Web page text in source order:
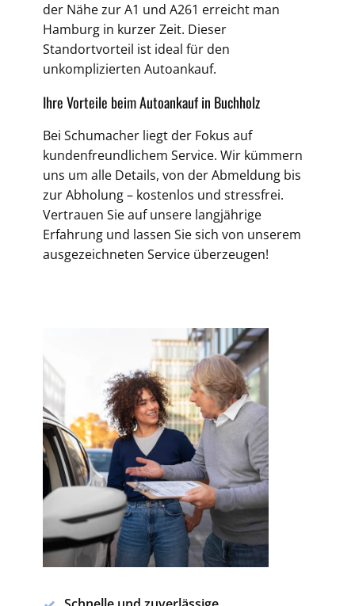
der Nähe zur A1 und A261 erreicht man
Hamburg in kurzer Zeit. Dieser
Standortvorteil ist ideal für den
unkomplizierten Autoankauf.
Ihre Vorteile beim Autoankauf in Buchholz
Bei Schumacher liegt der Fokus auf
kundenfreundlichem Service. Wir kümmern
uns um alle Details, von der Abmeldung bis
zur Abholung – kostenlos und stressfrei.
Vertrauen Sie auf unsere langjährige
Erfahrung und lassen Sie sich von unserem
ausgezeichneten Service überzeugen!